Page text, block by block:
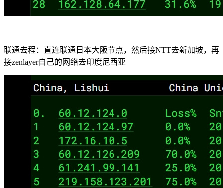
联通去程：直连联通日本大阪节点，然后接NTT去新加坡，再
接zenlayer自己的网络去印度尼西亚